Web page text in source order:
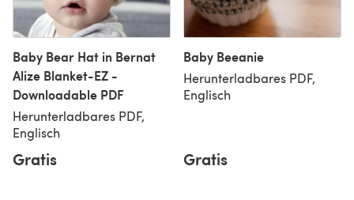
Baby Bear Hat in Bernat
Alize Blanket-EZ -
Downloadable PDF
Herunterladbares PDF,
Englisch
Gratis
Baby Beeanie
Herunterladbares PDF,
Englisch
Gratis